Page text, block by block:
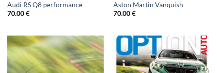
Audi RS Q8 performance
70.00€
Aston Martin Vanquish
70.00€